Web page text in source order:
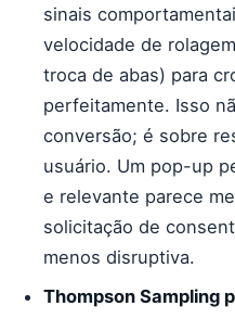
sinais
velocidade de
troca de abas) para
perfeitamente. Isso
conversão; é sobre
usuário. Um pop-up
e relevante parece
solicitação de
menos disruptiva.
Thompson Sampling